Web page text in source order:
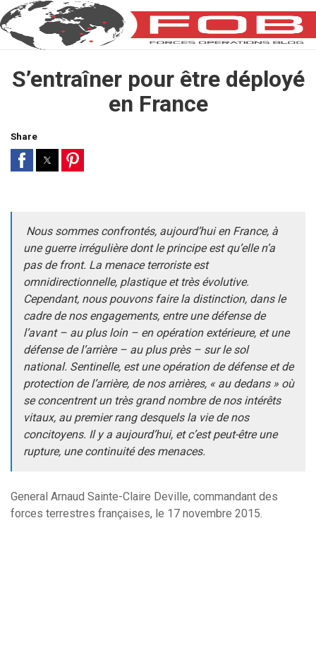
S’entraîner pour être déployé
en France
Share
Nous sommes confrontés, aujourd’hui en France, à
une guerre irrégulière dont le principe est qu’elle n’a
pas de front. La menace terroriste est
omnidirectionnelle, plastique et très évolutive.
Cependant, nous pouvons faire la distinction, dans le
cadre de nos engagements, entre une défense de
l’avant – au plus loin – en opération extérieure, et une
défense de l’arrière – au plus près – sur le sol
national. Sentinelle, est une opération de défense et de
protection de l’arrière, de nos arrières, « au dedans » où
se concentrent un très grand nombre de nos intérêts
vitaux, au premier rang desquels la vie de nos
concitoyens. Il y a aujourd’hui, et c’est peut-être une
rupture, une continuité des menaces.
General Arnaud Sainte-Claire Deville, commandant des
forces terrestres françaises, le 17 novembre 2015.